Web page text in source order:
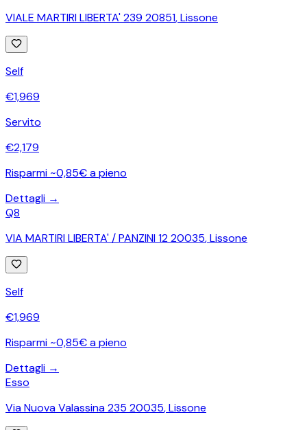
VIALE MARTIRI LIBERTA' 239 20851,Lissone
Self
€1,969
Servito
€2,179
Risparmi ~0,85€ a pieno
Dettagli →
Q8
VIA MARTIRI LIBERTA' / PANZINI 12 20035,Lissone
Self
€1,969
Risparmi ~0,85€ a pieno
Dettagli →
Esso
Via Nuova Valassina 235 20035,Lissone